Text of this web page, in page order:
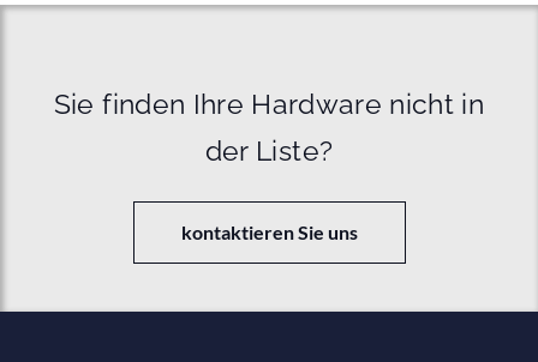
Sie finden Ihre Hardware nicht in
der Liste?
kontaktieren Sie uns